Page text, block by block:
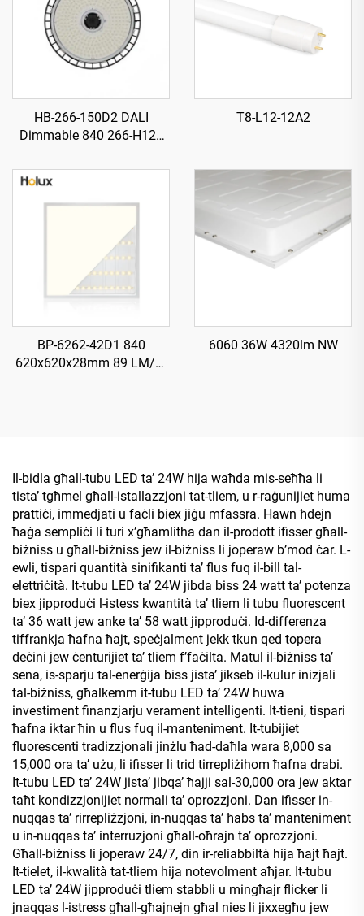
HB-266-150D2 DALI
Dimmable 840 266-H120
27750 lm Illuminatur LED
Għoli Ħajji (UFO) għall-
Bajjiet
T8-L12-12A2
BP-6262-42D1 840
620x620x28mm 89 LM/W
6060 36W 4320lm NW
Il-bidla għall-tubu LED ta’ 24W hija waħda mis-seħħa li
tista’ tgħmel għall-istallazzjoni tat-tliem, u r-raġunijiet huma
prattiċi, immedjati u faċli biex jiġu mfassra. Hawn ħdejn
ħaġa sempliċi li turi x’għamlitha dan il-prodott ifisser għall-
biżniss u għall-biżniss jew il-biżniss li joperaw b’mod ċar. L-
ewli, tispari quantità sinifikanti ta’ flus fuq il-bill tal-
elettriċità. It-tubu LED ta’ 24W jibda biss 24 watt ta’ potenza
biex jipproduċi l-istess kwantità ta’ tliem li tubu fluorescent
ta’ 36 watt jew anke ta’ 58 watt jipproduċi. Id-differenza
tiffrankja ħafna ħajt, speċjalment jekk tkun qed topera
deċini jew ċenturijiet ta’ tliem f’faċilta. Matul il-biżniss ta’
sena, is-sparju tal-enerġija biss jista’ jikseb il-kulur inizjali
tal-biżniss, għalkemm it-tubu LED ta’ 24W huwa
investiment finanzjarju verament intelligenti. It-tieni, tispari
ħafna iktar ħin u flus fuq il-manteniment. It-tubijiet
fluorescenti tradizzjonali jinżlu ħad-daħla wara 8,000 sa
15,000 ora ta’ użu, li ifisser li trid tirrepliżihom ħafna drabi.
It-tubu LED ta’ 24W jista’ jibqa’ ħajji sal-30,000 ora jew aktar
taħt kondizzjonijiet normali ta’ oprozzjoni. Dan ifisser in-
nuqqas ta’ rirrepliżzjoni, in-nuqqas ta’ ħabs ta’ manteniment
u in-nuqqas ta’ interruzjoni għall-oħrajn ta’ oprozzjoni.
Għall-biżniss li joperaw 24/7, din ir-reliabbiltà hija ħajt ħajt.
It-tielet, il-kwalità tat-tliem hija notevolment aħjar. It-tubu
LED ta’ 24W jipproduċi tliem stabbli u mingħajr flicker li
jnaqqas l-istress għall-għajnejn għal nies li jixxegħu jew